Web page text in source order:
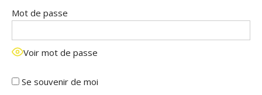
Mot de passe
Voir mot de passe
Se souvenir de moi